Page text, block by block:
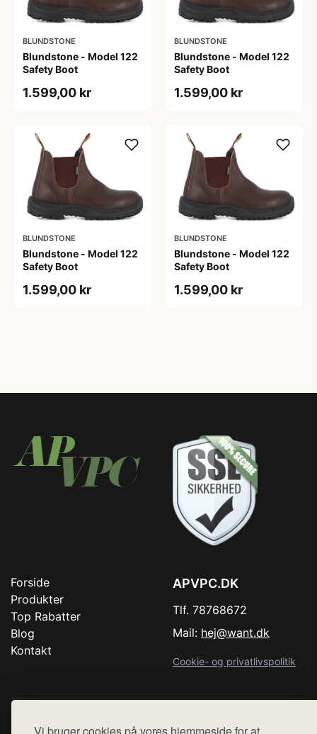
BLUNDSTONE
Blundstone - Model 122
Safety Boot
1.599,00 kr
BLUNDSTONE
Blundstone - Model 122
Safety Boot
1.599,00 kr
BLUNDSTONE
Blundstone - Model 122
Safety Boot
1.599,00 kr
BLUNDSTONE
Blundstone - Model 122
Safety Boot
1.599,00 kr
Forside
Produkter
Top Rabatter
Blog
Kontakt
APVPC.DK
Tlf. 78768672
Mail: hej@want.dk
Cookie- og privatlivspolitik
Denne side er en del af want.dk, der udgiver en række